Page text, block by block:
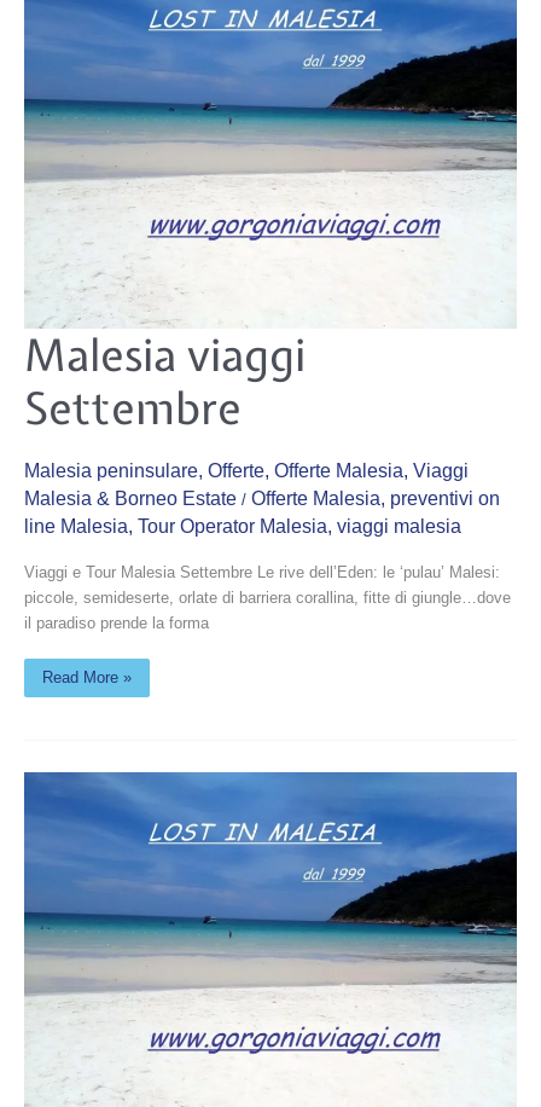
Malesia viaggi
Settembre
Malesia peninsulare, Offerte, Offerte Malesia, Viaggi
Malesia & Borneo Estate / Offerte Malesia, preventivi on
line Malesia, Tour Operator Malesia, viaggi malesia
Viaggi e Tour Malesia Settembre Le rive dell’Eden: le ‘pulau’ Malesi:
piccole, semideserte, orlate di barriera corallina, fitte di giungle…dove
il paradiso prende la forma
Malesia
viaggi
Settembre
Read More »